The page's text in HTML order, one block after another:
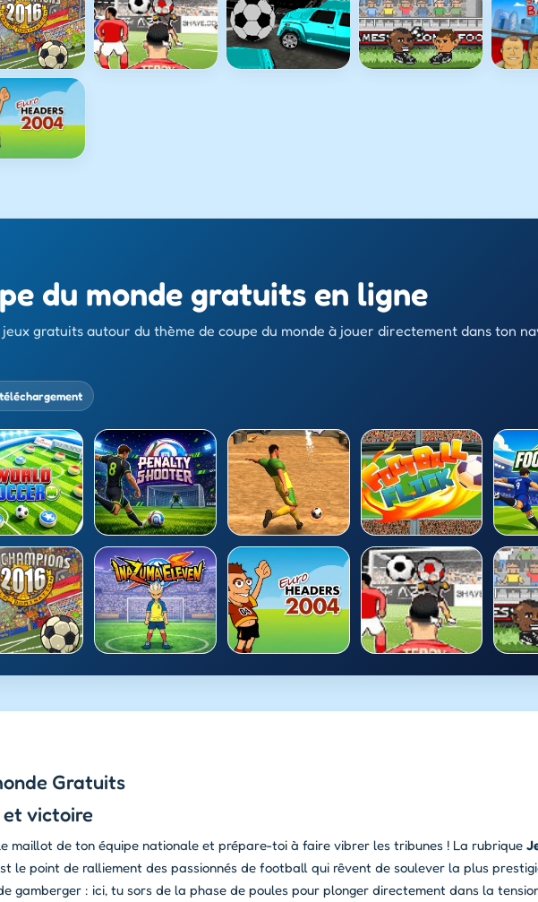
du monde gratuits en ligne
gratuits autour du thème de coupe du monde à jouer directement dans ton
Gratuits
et victoire
maillot de ton équipe nationale et prépare-toi à faire vibrer les tribunes ! La rubrique
le point de ralliement des passionnés de football qui rêvent de soulever la plus
gamberger : ici, tu sors de la phase de poules pour plonger directement dans la